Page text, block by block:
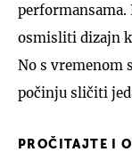
performansama.
osmisliti dizajn
No s vremenom
počinju sličiti
PROČITAJTE I